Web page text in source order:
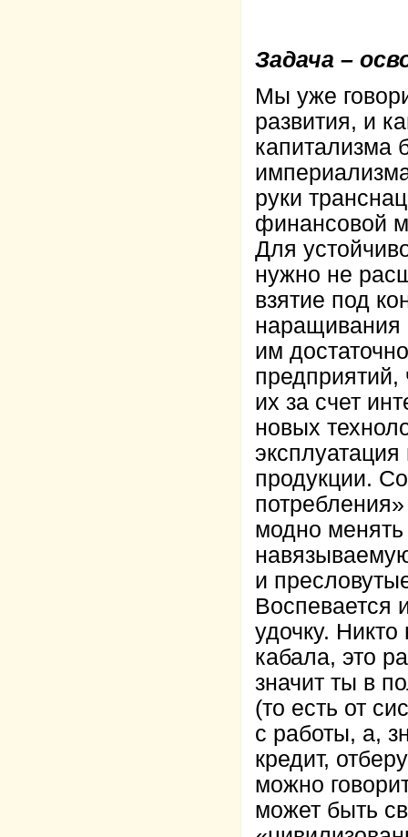
Задача –
Мы уже
развития, и
руки
финансовой
Для
нужно не
взятие под
наращивания
им
их за счет
новых
продукции.
модно
и
Воспевается
удочку.
кабала, это
значит ты в
(то есть от
с работы, а,
кредит,
можно
может быть